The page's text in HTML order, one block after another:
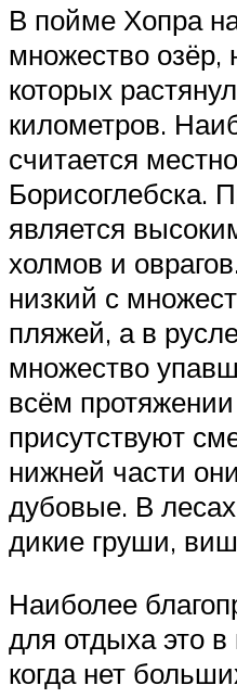
В пойме Хопра
множество озёр,
которых
километров.
считается
Борисоглебска.
является
холмов и
низкий с
пляжей, а в
множество
всём протяжении
присутствуют
нижней части
дубовые. В
дикие груши,
Наиболее
для отдыха это в
когда нет